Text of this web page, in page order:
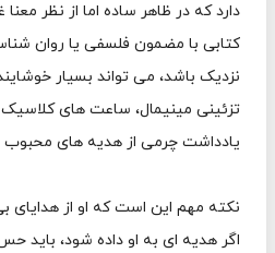
دارد که در ظاهر ساده اما از نظر
کتابی با مضمون فلسفی یا روان
نزدیک باشد، می تواند بسیار
تزئینی مینیمال، ساعت های کلاسیک
یادداشت چرمی از هدیه های محبوب
نکته مهم این است که او از
اگر هدیه ای به او داده شود، باید